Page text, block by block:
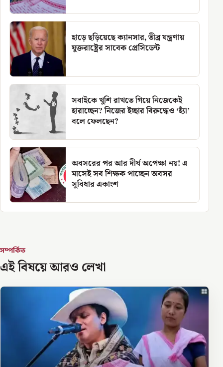
হাড়ে ছড়িয়েছে ক্যানসার, তীব্র যন্ত্রণায়
যুক্তরাষ্ট্রের সাবেক প্রেসিডেন্ট
সবাইকে খুশি রাখতে গিয়ে নিজেকেই
হারাচ্ছেন? নিজের ইচ্ছার বিরুদ্ধেও ‘হ্যাঁ’
বলে ফেলছেন?
অবসরের পর আর দীর্ঘ অপেক্ষা নয়! এ
মাসেই সব শিক্ষক পাচ্ছেন অবসর
সুবিধার একাংশ
সম্পর্কিত
এই বিষয়ে আরও লেখা